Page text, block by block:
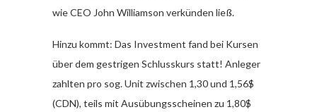
wie CEO John Williamson verkünden ließ.
Hinzu kommt: Das Investment fand bei Kursen
über dem gestrigen Schlusskurs statt! Anleger
zahlten pro sog. Unit zwischen 1,30 und 1,56$
(CDN), teils mit Ausübungsscheinen zu 1,80$